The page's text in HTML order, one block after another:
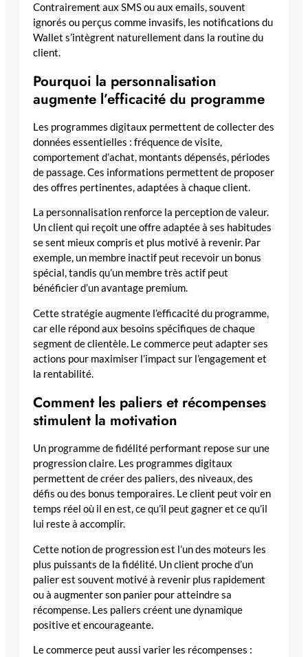
Contrairement aux SMS ou aux emails, souvent
ignorés ou perçus comme invasifs, les notifications du
Wallet s’intègrent naturellement dans la routine du
client.
Pourquoi la personnalisation
augmente l’efficacité du programme
Les programmes digitaux permettent de collecter des
données essentielles : fréquence de visite,
comportement d’achat, montants dépensés, périodes
de passage. Ces informations permettent de proposer
des offres pertinentes, adaptées à chaque client.
La personnalisation renforce la perception de valeur.
Un client qui reçoit une offre adaptée à ses habitudes
se sent mieux compris et plus motivé à revenir. Par
exemple, un membre inactif peut recevoir un bonus
spécial, tandis qu’un membre très actif peut
bénéficier d’un avantage premium.
Cette stratégie augmente l’efficacité du programme,
car elle répond aux besoins spécifiques de chaque
segment de clientèle. Le commerce peut adapter ses
actions pour maximiser l’impact sur l’engagement et
la rentabilité.
Comment les paliers et récompenses
stimulent la motivation
Un programme de fidélité performant repose sur une
progression claire. Les programmes digitaux
permettent de créer des paliers, des niveaux, des
défis ou des bonus temporaires. Le client peut voir en
temps réel où il en est, ce qu’il peut gagner et ce qu’il
lui reste à accomplir.
Cette notion de progression est l’un des moteurs les
plus puissants de la fidélité. Un client proche d’un
palier est souvent motivé à revenir plus rapidement
ou à augmenter son panier pour atteindre sa
récompense. Les paliers créent une dynamique
positive et encourageante.
Le commerce peut aussi varier les récompenses :